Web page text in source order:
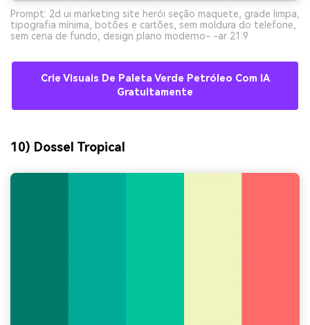
Prompt: 2d ui marketing site herói seção maquete, grade limpa,
tipografia mínima, botões e cartões, sem moldura do telefone,
sem cena de fundo, design plano moderno- -ar 21:9
Crie Visuais De Paleta Verde Petróleo Com IA
Gratuitamente
10) Dossel Tropical